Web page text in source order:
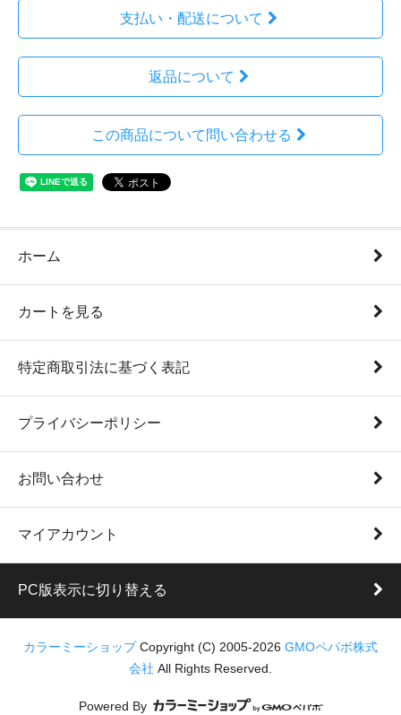
支払い・配送について
返品について
この商品について問い合わせる
ホーム
カートを見る
特定商取引法に基づく表記
プライバシーポリシー
お問い合わせ
マイアカウント
PC版表示に切り替える
カラーミーショップ Copyright (C) 2005-2026 GMOペパボ株式
会社 All Rights Reserved.
Powered By